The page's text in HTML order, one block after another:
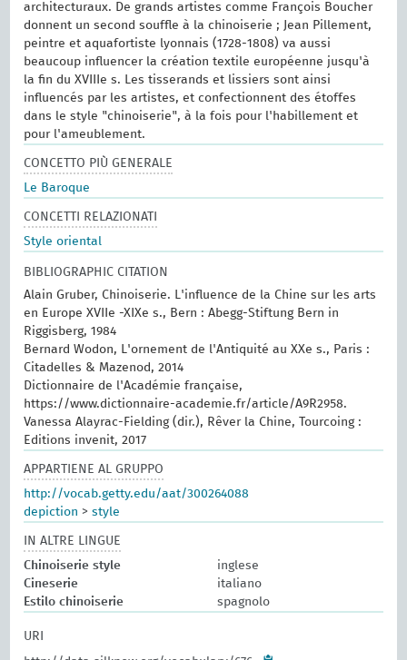
architecturaux. De grands artistes comme François Boucher
donnent un second souffle à la chinoiserie ; Jean Pillement,
peintre et aquafortiste lyonnais (1728-1808) va aussi
beaucoup influencer la création textile européenne jusqu'à
la fin du XVIIIe s. Les tisserands et lissiers sont ainsi
influencés par les artistes, et confectionnent des étoffes
dans le style "chinoiserie", à la fois pour l'habillement et
pour l'ameublement.
CONCETTO PIÙ GENERALE
Le Baroque
CONCETTI RELAZIONATI
Style oriental
BIBLIOGRAPHIC CITATION
Alain Gruber, Chinoiserie. L'influence de la Chine sur les arts
en Europe XVIIe -XIXe s., Bern : Abegg-Stiftung Bern in
Riggisberg, 1984
Bernard Wodon, L'ornement de l'Antiquité au XXe s., Paris :
Citadelles & Mazenod, 2014
Dictionnaire de l'Académie française,
https://www.dictionnaire-academie.fr/article/A9R2958.
Vanessa Alayrac-Fielding (dir.), Rêver la Chine, Tourcoing :
Editions invenit, 2017
APPARTIENE AL GRUPPO
http://vocab.getty.edu/aat/300264088
depiction >style
IN ALTRE LINGUE
Chinoiserie style
inglese
Cineserie
italiano
Estilo chinoiserie
spagnolo
URI